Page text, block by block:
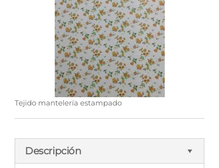
Tejido mantelería estampado
Descripción